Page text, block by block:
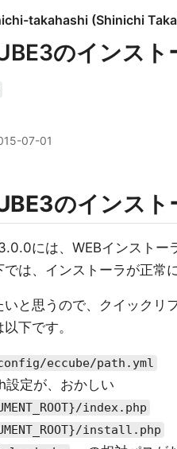
takahashi (Shinichi
のインス
07-01
のインス
には、WEBインストー
では、インストーラが正常
と思うので、クイックリ
下です。
eccube/path.yml
設定が、おかしい
index.php
install.php